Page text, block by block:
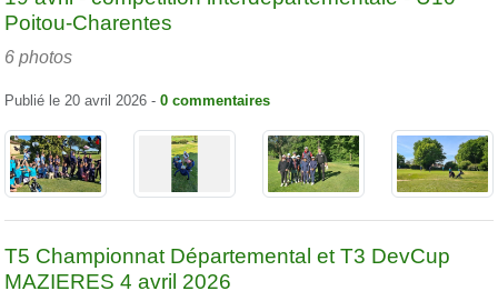
Poitou-Charentes
6 photos
Publié le 20 avril 2026 - 0 commentaires
T5 Championnat Départemental et T3 DevCup
MAZIERES 4 avril 2026